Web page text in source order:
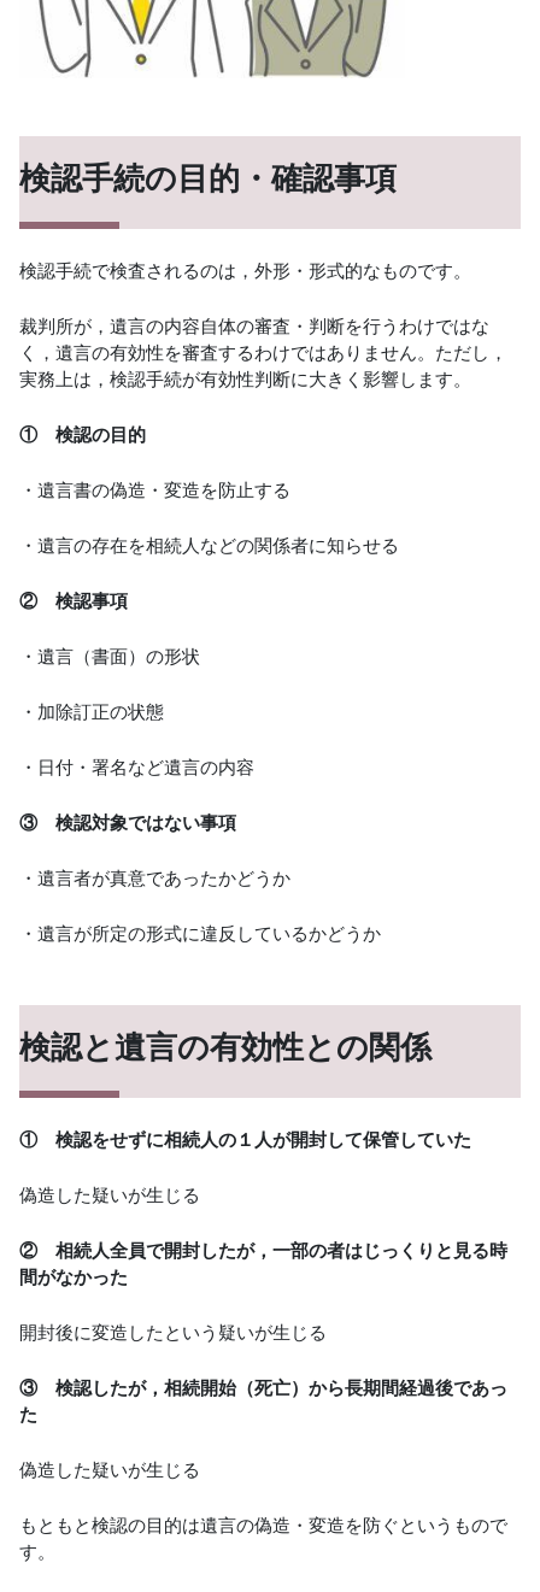
検認手続の目的・確認事項
検認手続で検査されるのは，外形・形式的なものです。
裁判所が，遺言の内容自体の審査・判断を行うわけではな
く，遺言の有効性を審査するわけではありません。ただし，
実務上は，検認手続が有効性判断に大きく影響します。
① 検認の目的
・遺言書の偽造・変造を防止する
・遺言の存在を相続人などの関係者に知らせる
② 検認事項
・遺言（書面）の形状
・加除訂正の状態
・日付・署名など遺言の内容
③ 検認対象ではない事項
・遺言者が真意であったかどうか
・遺言が所定の形式に違反しているかどうか
検認と遺言の有効性との関係
① 検認をせずに相続人の１人が開封して保管していた
偽造した疑いが生じる
② 相続人全員で開封したが，一部の者はじっくりと見る時
間がなかった
開封後に変造したという疑いが生じる
③ 検認したが，相続開始（死亡）から長期間経過後であっ
た
偽造した疑いが生じる
もともと検認の目的は遺言の偽造・変造を防ぐというもので
す。